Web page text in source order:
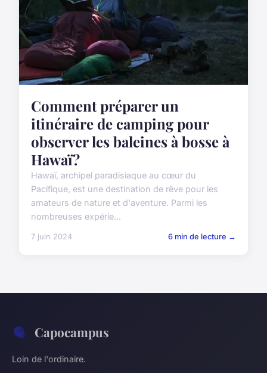
Comment préparer un
itinéraire de camping pour
observer les baleines à bosse à
Hawaï?
Hawaï, archipel paradisiaque au cœur du
Pacifique, est une destination de rêve pour les
amateurs de nature et d'aventure. Parmi les
nombreuses expérie...
7 juin 2024 6 min de lecture →
Capocampus
Loin de l'ordinaire.